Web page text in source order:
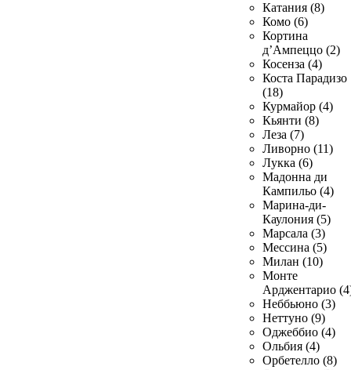
Катания (8)
Комо (6)
Кортина
д’Ампеццо (2)
Косенза (4)
Коста Парадизо
(18)
Курмайор (4)
Кьянти (8)
Леза (7)
Ливорно (11)
Лукка (6)
Мадонна ди
Кампильо (4)
Марина-ди-
Каулония (5)
Марсала (3)
Мессина (5)
Милан (10)
Монте
Арджентарио
Неббьюно (3)
Неттуно (9)
Оджеббио (4)
Ольбия (4)
Орбетелло (8)